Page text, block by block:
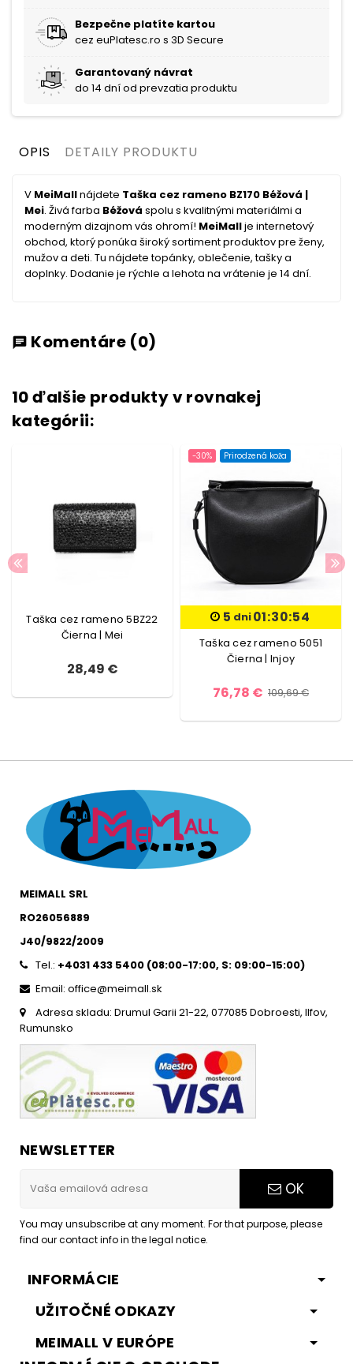
Bezpečne platíte kartou
cez euPlatesc.ro s 3D Secure
Garantovaný návrat
do 14 dní od prevzatia produktu
OPIS DETAILY PRODUKTU
V MeiMallnájdete Taška cez rameno BZ170 Béžová |
Mei. Živá farba Béžová spolu s kvalitnými materiálmi a
moderným dizajnom vás ohromí! MeiMallje internetový
obchod, ktorý ponúka široký sortiment produktov pre ženy,
mužov a deti. Tu nájdete topánky, oblečenie, tašky a
doplnky. Dodanie je rýchle a lehota na vrátenie je 14 dní.
chat Komentáre (0)
10 ďalšie produkty v rovnakej
kategórii:
Taška cez rameno 5BZ22
Čierna | Mei
28,49 €
-30% Prirodzená koža
5 dni01:30:53
Taška cez rameno 5051
Čierna | Injoy
76,78 € 109,69 €
MEIMALL SRL
RO26056889
J40/9822/2009
Tel.: +4031 433 5400 (08:00-17:00, S: 09:00-15:00)
Email: office@meimall.sk
Adresa skladu: Drumul Garii 21-22, 077085 Dobroesti, Ilfov,
Rumunsko
NEWSLETTER
OK
You may unsubscribe at any moment. For that purpose, please
find our contact info in the legal notice.
INFORMÁCIE
UŽITOČNÉ ODKAZY
MEIMALL V EURÓPE